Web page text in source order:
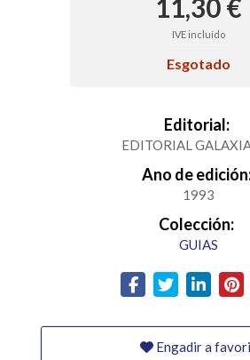
11,30 €
IVE incluído
Esgotado
Editorial:
EDITORIAL
Ano de
1993
Colección:
GUIAS
Engadir a